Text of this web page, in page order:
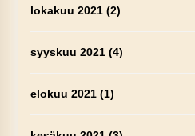
lokakuu 2021(2)
syyskuu 2021(4)
elokuu 2021(1)